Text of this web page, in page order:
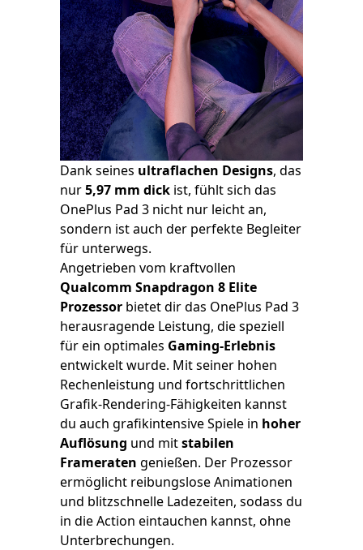
Dank seines ultraflachen Designs, das
nur5,97 mm dick ist, fühlt sich das
OnePlus Pad 3 nicht nur leicht an,
sondern ist auch der perfekte Begleiter
für unterwegs.
Angetrieben vom kraftvollen
Qualcomm Snapdragon 8 Elite
Prozessor bietet dir das OnePlus Pad 3
herausragende Leistung, die speziell
für ein optimales Gaming-Erlebnis
entwickelt wurde. Mit seiner hohen
Rechenleistung und fortschrittlichen
Grafik-Rendering-Fähigkeiten kannst
du auch grafikintensive Spiele in hoher
Auflösung und mitstabilen
Frameraten genießen. Der Prozessor
ermöglicht reibungslose Animationen
und blitzschnelle Ladezeiten, sodass du
in die Action eintauchen kannst, ohne
Unterbrechungen.